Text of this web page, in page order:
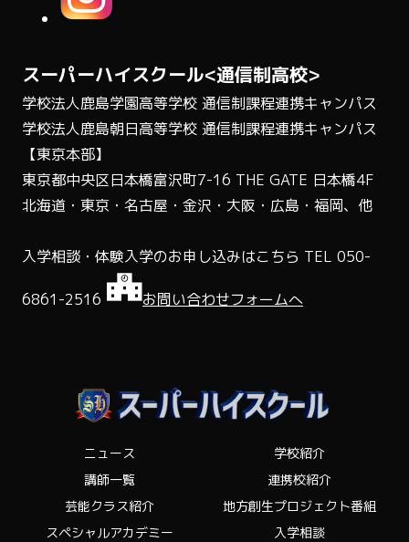
スーパーハイスクール<通信制高校>
学校法人鹿島学園高等学校 通信制課程連携キャンパス
学校法人鹿島朝日高等学校 通信制課程連携キャンパス
【東京本部】
東京都中央区日本橋富沢町7-16 THE GATE 日本橋4F
北海道・東京・名古屋・金沢・大阪・広島・福岡、他
入学相談・体験入学のお申し込みはこちら TEL 050-
6861-2516 お問い合わせフォームへ
ニュース
学校紹介
講師一覧
連携校紹介
芸能クラス紹介
地方創生プロジェクト番組
スペシャルアカデミー
入学相談